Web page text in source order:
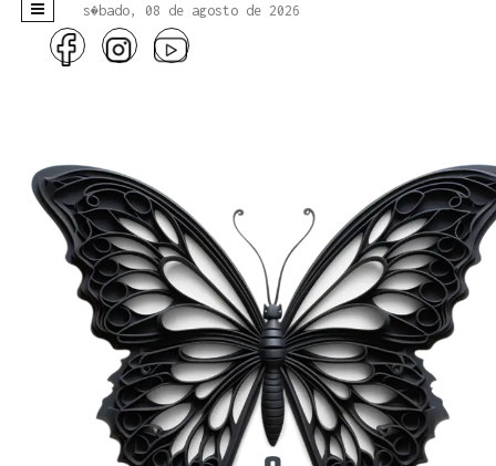
s�bado, 08 de agosto de 2026